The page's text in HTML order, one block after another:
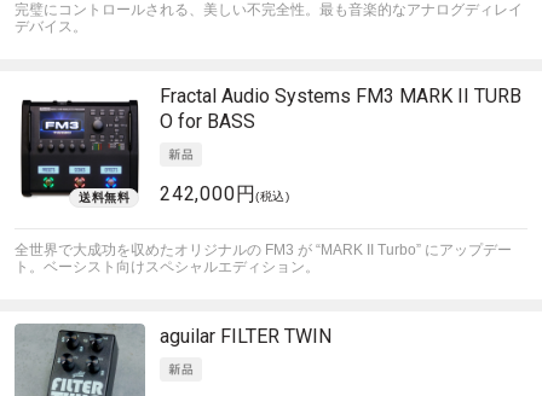
完璧にコントロールされる、美しい不完全性。最も音楽的なアナログディレイ
デバイス。
Fractal Audio Systems FM3 MARK II TURB
O for BASS
242,000円(税込)
全世界で大成功を収めたオリジナルの FM3 が “MARK II Turbo” にアップデー
ト。ベーシスト向けスペシャルエディション。
aguilar FILTER TWIN